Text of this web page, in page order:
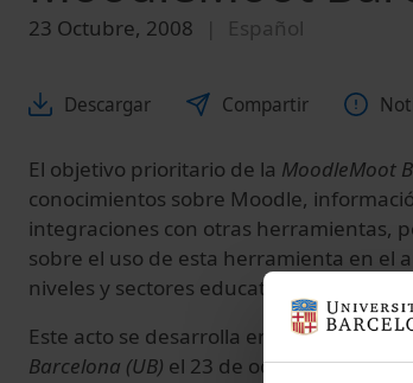
23 Octubre, 2008 Español
Descargar Compartir
El objetivo prioritario de la MoodleMoot
conocimientos sobre Moodle,
integraciones con otras herramientas,
sobre el uso de esta herramienta en el
niveles y sectores educativos.
Este acto se desarrolla en elParanimf
Barcelona (UB) el 23 de octubre de 2008.